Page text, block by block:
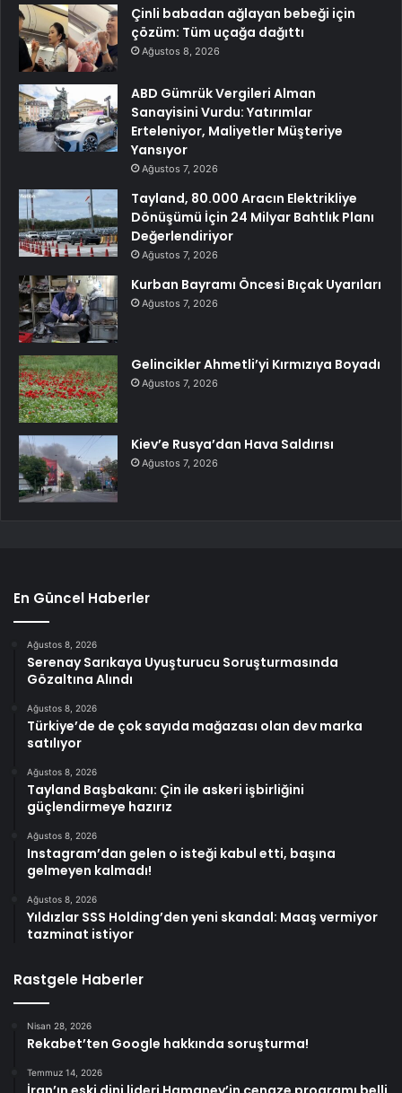
Çinli babadan ağlayan bebeği için
çözüm: Tüm uçağa dağıttı
Ağustos 8, 2026
ABD Gümrük Vergileri Alman
Sanayisini Vurdu: Yatırımlar
Erteleniyor, Maliyetler Müşteriye
Yansıyor
Ağustos 7, 2026
Tayland, 80.000 Aracın Elektrikliye
Dönüşümü İçin 24 Milyar Bahtlık Planı
Değerlendiriyor
Ağustos 7, 2026
Kurban Bayramı Öncesi Bıçak Uyarıları
Ağustos 7, 2026
Gelincikler Ahmetli’yi Kırmızıya Boyadı
Ağustos 7, 2026
Kiev’e Rusya’dan Hava Saldırısı
Ağustos 7, 2026
En Güncel Haberler
Ağustos 8, 2026
Serenay Sarıkaya Uyuşturucu Soruşturmasında
Gözaltına Alındı
Ağustos 8, 2026
Türkiye’de de çok sayıda mağazası olan dev marka
satılıyor
Ağustos 8, 2026
Tayland Başbakanı: Çin ile askeri işbirliğini
güçlendirmeye hazırız
Ağustos 8, 2026
Instagram’dan gelen o isteği kabul etti, başına
gelmeyen kalmadı!
Ağustos 8, 2026
Yıldızlar SSS Holding’den yeni skandal: Maaş vermiyor
tazminat istiyor
Rastgele Haberler
Nisan 28, 2026
Rekabet’ten Google hakkında soruşturma!
Temmuz 14, 2026